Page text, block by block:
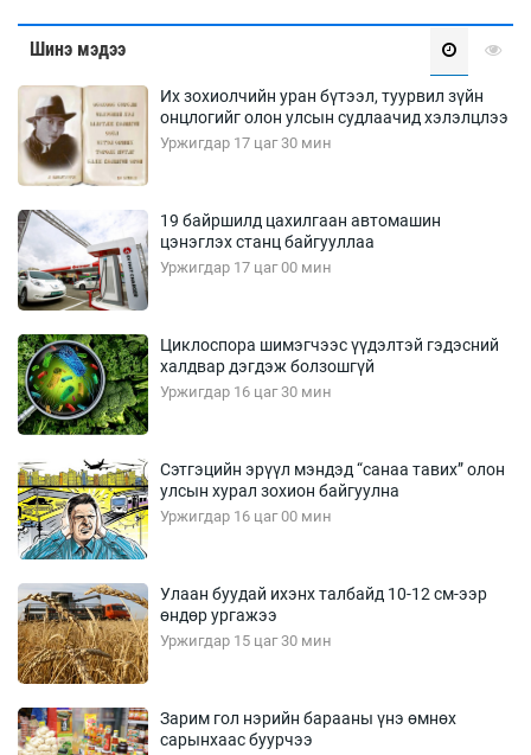
Шинэ мэдээ
Их зохиолчийн уран бүтээл, туурвил зүйн
онцлогийг олон улсын судлаачид хэлэлцлээ
Уржигдар 17 цаг 30 мин
19 байршилд цахилгаан автомашин
цэнэглэх станц байгууллаа
Уржигдар 17 цаг 00 мин
Циклоспора шимэгчээс үүдэлтэй гэдэсний
халдвар дэгдэж болзошгүй
Уржигдар 16 цаг 30 мин
Сэтгэцийн эрүүл мэндэд “санаа тавих” олон
улсын хурал зохион байгуулна
Уржигдар 16 цаг 00 мин
Улаан буудай ихэнх талбайд 10-12 см-ээр
өндөр ургажээ
Уржигдар 15 цаг 30 мин
Зарим гол нэрийн барааны үнэ өмнөх
сарынхаас буурчээ